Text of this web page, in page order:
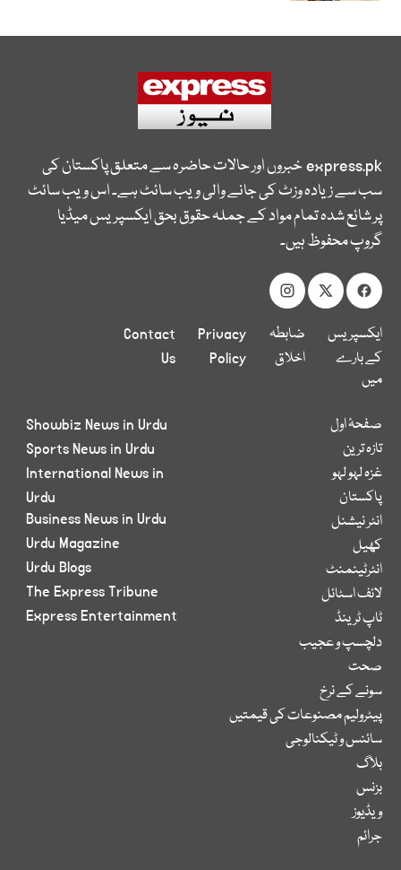
express.pkخبروں اور حالات حاضرہ سے متعلق پاکستان کی
سب سے زیادہ وزٹ کی جانے والی ویب سائٹ ہے۔ اس ویب سائٹ
پر شائع شدہ تمام مواد کے جملہ حقوق بحق ایکسپریس میڈیا
گروپ محفوظ ہیں۔
ایکسپریس
کے بارے
میں
ضابطہ
اخلاق
Privacy
Policy
Contact
Us
صفحۂ اول
تازہ ترین
غزہ لہو لہو
پاکستان
انٹر نیشنل
کھیل
انٹرٹینمنٹ
لائف اسٹائل
ٹاپ ٹرینڈ
دلچسپ و عجیب
صحت
سونے کے نرخ
پیٹرولیم مصنوعات کی قیمتیں
سائنس و ٹیکنالوجی
بلاگ
بزنس
ویڈیوز
جرائم
Showbiz News in Urdu
Sports News in Urdu
International News in
Urdu
Business News in Urdu
Urdu Magazine
Urdu Blogs
The Express Tribune
Express Entertainment